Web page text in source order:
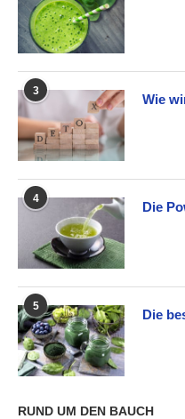
3
Wie
4
Die
5
Die
RUND UM DEN BAUCH